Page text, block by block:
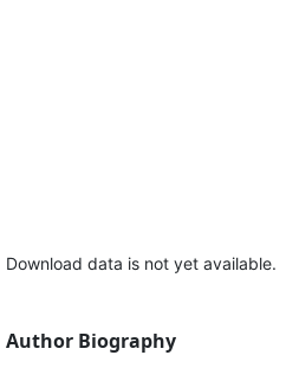
Download data is not yet available.
Author Biography